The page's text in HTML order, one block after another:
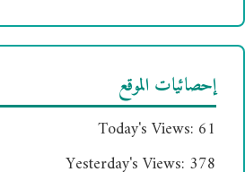
إحصائيات الموقع
Today's Views: 61
Yesterday's Views: 378